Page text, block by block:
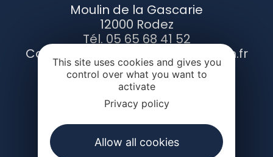
Moulin de la Gascarie
12000 Rodez
Tél. 05 65 68 41 52
Contact : contact@pecheaveyron.fr
CONTACTEZ-NOUS
This site uses cookies and gives you
control over what you want to
activate
Privacy policy
Allow all cookies